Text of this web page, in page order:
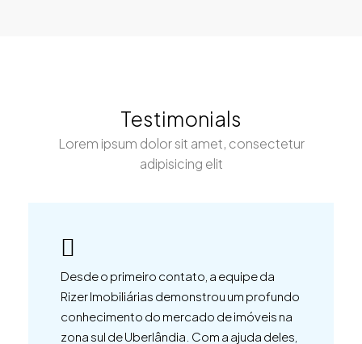
Testimonials
Lorem ipsum dolor sit amet, consectetur
adipisicing elit
Desde o primeiro contato, a equipe da
Rizer Imobiliárias demonstrou um profundo
conhecimento do mercado de imóveis na
zona sul de Uberlândia. Com a ajuda deles,